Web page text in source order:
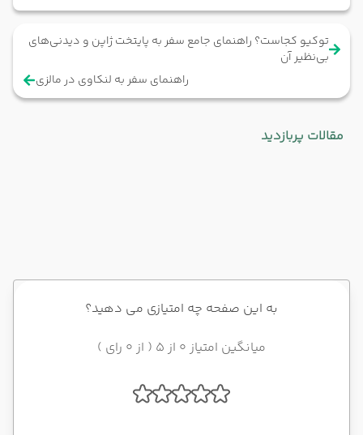
توکیو کجاست؟ راهنمای جامع سفر به پایتخت ژاپن و دیدنی‌های
بی‌نظیر آن
راهنمای سفر به لنکاوی در مالزی
مقالات پربازدید
به این صفحه چه امتیازی می دهید؟
میانگین امتیاز 0 از 5 ( از 0 رای )